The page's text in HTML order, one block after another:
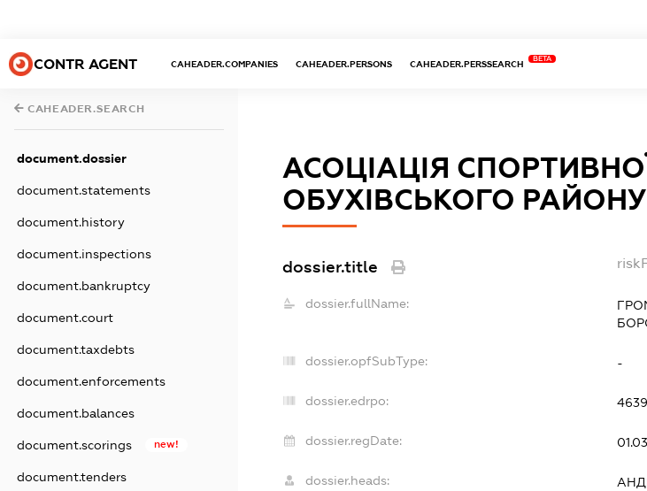
CONTR AGENT CAHEADER.COMPANIES CAHEADER.PERSONS CAHEADER.PERSSEARCH
BETA
CAHEADER.SEARCH
document.dossier
document.statements
document.history
document.inspections
document.bankruptcy
document.court
document.taxdebts
document.enforcements
document.balances
document.scorings new!
document.tenders
АСОЦІАЦІЯ
ОБУХІВСЬКОГО РАЙОНУ
dossier.title
dossier.fullName:
dossier.opfSubType: -
dossier.edrpo:
dossier.regDate:
dossier.heads: